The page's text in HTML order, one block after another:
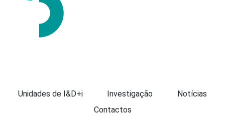
Apresentação
Unidades de I&D+i Investigação
Notícias
Contactos